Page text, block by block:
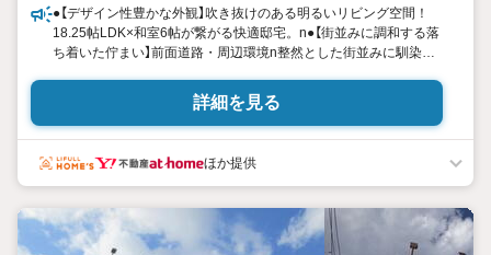
●【デザイン性豊かな外観】吹き抜けのある明るいリビング空間！
18.25帖LDK×和室6帖が繋がる快適邸宅。n●【街並みに調和する落
ち着いた佇まい】前面道路・周辺環境n整然とした街並みに馴染む
す。n●【光と開放感あふれる空間】吹き抜けのある2階設計n2階に
は吹き抜けを配置し、お部屋全体に豊かな明るさと開放感をもた
らします。空間に広がりを感じられるこだわりの間取りです。
ルからは屋根裏収納へアクセス可能。衣替えの衣類や大型の季節
家電、アウトドアグッズなどもすっきり納まります。
詳細を見る
ほか提供